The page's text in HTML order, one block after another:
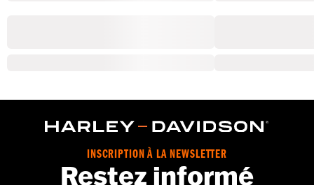
INSCRIPTION À LA NEWSLETTER
Restez informé